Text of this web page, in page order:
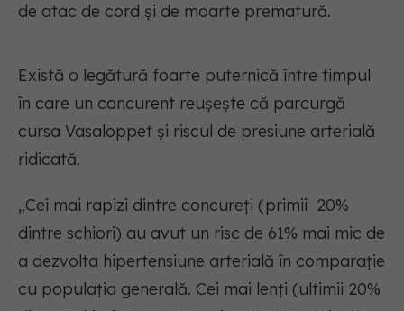
de atac de cord și de moarte prematură.
Există o legătură foarte puternică între timpul
în care un concurent reușește că parcurgă
cursa Vasaloppet și riscul de presiune arterială
ridicată.
„Cei mai rapizi dintre concureți (primii 20%
dintre schiori) au avut un risc de 61% mai mic de
a dezvolta hipertensiune arterială în comparație
cu populația generală. Cei mai lenți (ultimii 20%